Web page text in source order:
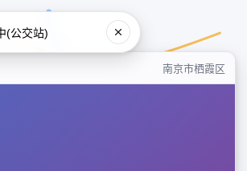
南京市栖霞区